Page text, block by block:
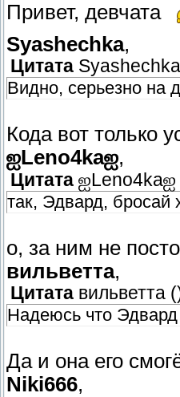
Привет, девчата
Syashechka,
Цитата Syashechka
Видно, серьезно на
Кода вот только
ஐLeno4kaஐ,
Цитата ஐLeno4kaஐ
так, Эдвард, бросай
о, за ним не
вильветта,
Цитата вильветта (
Надеюсь что
Да и она его
Niki666,